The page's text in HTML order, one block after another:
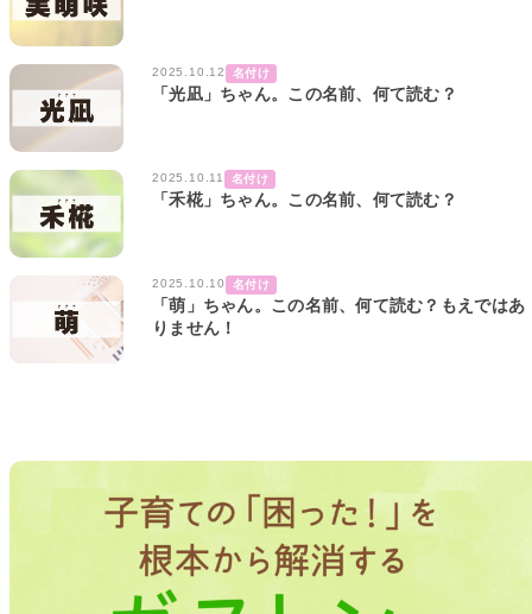
2025.10.12 名付け
「光凪」ちゃん。この名前、何て読む？
2025.10.11 名付け
「禾椛」ちゃん。この名前、何て読む？
2025.10.10 名付け
「萌」ちゃん。この名前、何て読む？もえではあ
りません！